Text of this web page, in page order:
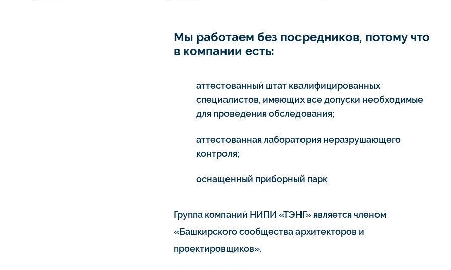
Мы работаем без посредников, потому что
в компании есть:
аттестованный штат квалифицированных
специалистов, имеющих все допуски необходимые
для проведения обследования;
аттестованная лаборатория неразрушающего
контроля;
оснащенный приборный парк
Группа компаний НИПИ «ТЭНГ» является членом
«Башкирского сообщества архитекторов и
проектировщиков».